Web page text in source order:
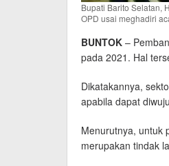
Bupati Barito Selatan,
OPD usai meghadiri
BUNTOK –
pada 2021. Hal
Dikatakannya,
apabila dapat
Menurutnya, untuk
merupakan tindak